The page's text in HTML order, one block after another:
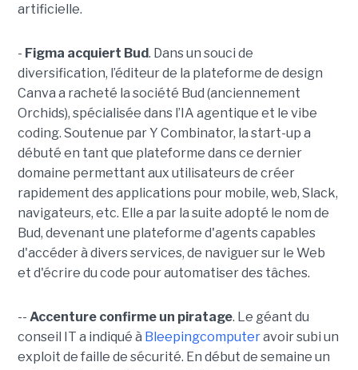
artificielle.
- Figma acquiert Bud. Dans un souci de
diversification, l’éditeur de la plateforme de design
Canva a racheté la société Bud (anciennement
Orchids), spécialisée dans l’IA agentique et le vibe
coding. Soutenue par Y Combinator, la start-up a
débuté en tant que plateforme dans ce dernier
domaine permettant aux utilisateurs de créer
rapidement des applications pour mobile, web, Slack,
navigateurs, etc. Elle a par la suite adopté le nom de
Bud, devenant une plateforme d'agents capables
d'accéder à divers services, de naviguer sur le Web
et d'écrire du code pour automatiser des tâches.
-- Accenture confirme un piratage. Le géant du
conseil IT a indiqué à Bleepingcomputeravoir subi un
exploit de faille de sécurité. En début de semaine un